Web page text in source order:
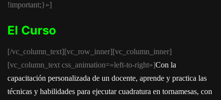
!important;}»]
El Curso
[/vc_column_text][vc_row_inner][vc_column_inner]
[vc_column_text css_animation=»left-to-right»]Con la
capacitación personalizada de un docente, aprende y practica las
técnicas y habilidades para ejecutar cuadratura en tornamesas, con